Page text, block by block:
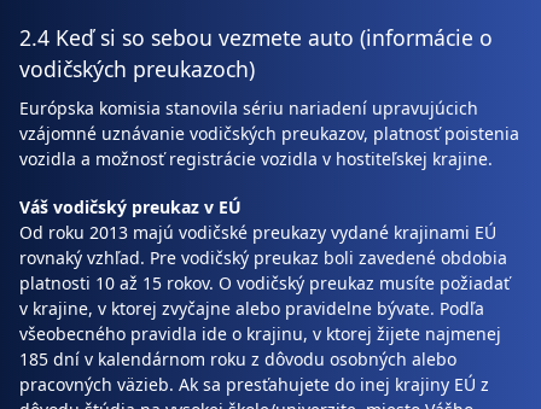
2.4 Keď si so sebou vezmete auto (informácie o
vodičských preukazoch)
Európska komisia stanovila sériu nariadení upravujúcich
vzájomné uznávanie vodičských preukazov, platnosť poistenia
vozidla a možnosť registrácie vozidla v hostiteľskej krajine.
Váš vodičský preukaz v EÚ
Od roku 2013 majú vodičské preukazy vydané krajinami EÚ
rovnaký vzhľad. Pre vodičský preukaz boli zavedené obdobia
platnosti 10 až 15 rokov. O vodičský preukaz musíte požiadať
v krajine, v ktorej zvyčajne alebo pravidelne bývate. Podľa
všeobecného pravidla ide o krajinu, v ktorej žijete najmenej
185 dní v kalendárnom roku z dôvodu osobných alebo
pracovných väzieb. Ak sa presťahujete do inej krajiny EÚ z